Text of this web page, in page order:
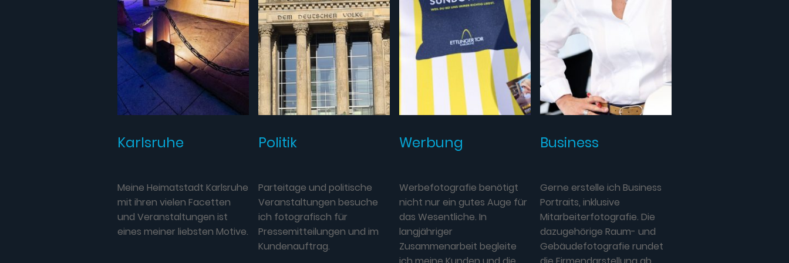
Karlsruhe
Meine Heimatstadt Karlsruhe
mit ihren vielen Facetten
und Veranstaltungen ist
eines meiner liebsten Motive.
Politik
Parteitage und politische
Veranstaltungen besuche
ich fotografisch für
Pressemitteilungen und im
Kundenauftrag.
Werbung
Werbefotografie benötigt
nicht nur ein gutes Auge für
das Wesentliche. In
langjähriger
Zusammenarbeit begleite
Business
Gerne erstelle ich Business
Portraits, inklusive
Mitarbeiterfotografie. Die
dazugehörige Raum- und
Gebäudefotografie rundet